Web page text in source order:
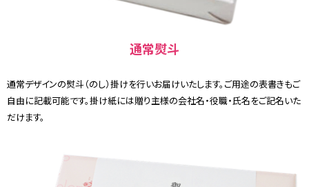
通常熨斗
通常デザインの熨斗（のし）掛けを行いお届けいたします。ご用途の表書きもご
自由に記載可能です。掛け紙には贈り主様の会社名・役職・氏名をご記名いた
だけます。